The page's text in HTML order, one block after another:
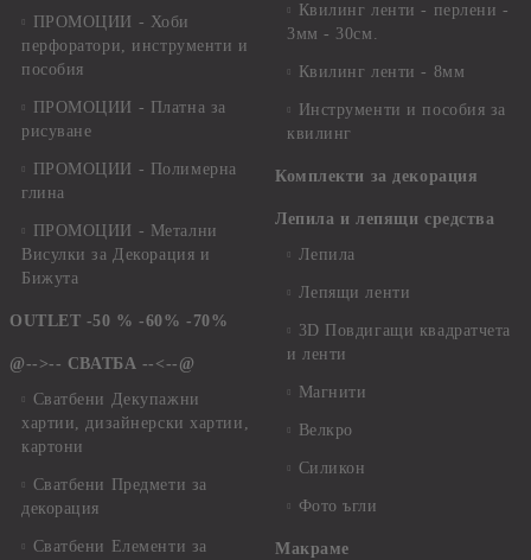
ПРОМОЦИИ - Хоби
перфоратори, инструменти и
пособия
ПРОМОЦИИ - Платна за
рисуване
ПРОМОЦИИ - Полимерна
глина
ПРОМОЦИИ - Метални
Висулки за Декорация и
Бижута
OUTLET -50 % -60% -70%
@-->-- СВАТБА --<--@
Сватбени Декупажни
хартии, дизайнерски хартии,
картони
Сватбени Предмети за
декорация
Сватбени Елементи за
Квилинг ленти - перлени -
3мм - 30см.
Квилинг ленти - 8мм
Инструменти и пособия за
квилинг
Комплекти за декорация
Лепила и лепящи средства
Лепила
Лепящи ленти
3D Повдигащи квадратчета
и ленти
Магнити
Велкро
Силикон
Фото ъгли
Макраме